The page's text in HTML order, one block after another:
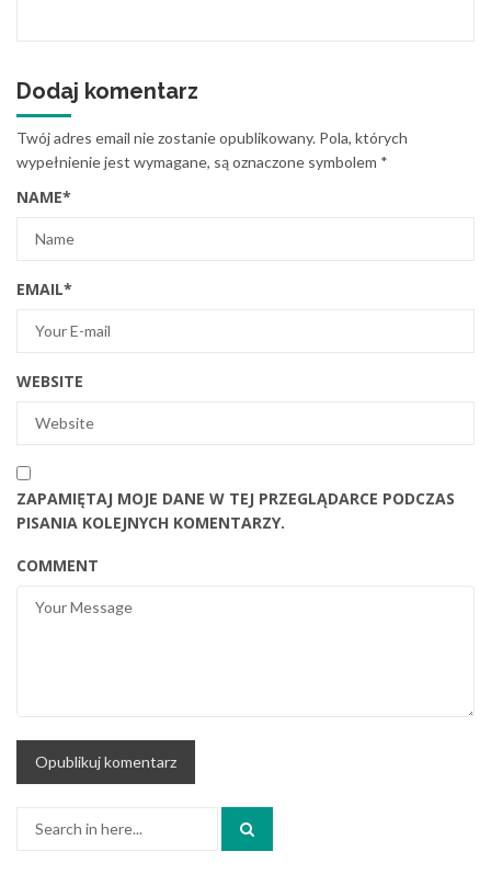
Dodaj komentarz
Twój adres email nie zostanie opublikowany. Pola, których
wypełnienie jest wymagane, są oznaczone symbolem *
NAME*
EMAIL*
WEBSITE
ZAPAMIĘTAJ MOJE DANE W TEJ PRZEGLĄDARCE PODCZAS
PISANIA KOLEJNYCH KOMENTARZY.
COMMENT